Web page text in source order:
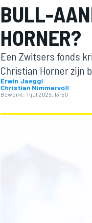
BULL-
HORNER?
Een Zwitsers fonds
Christian Horner zijn
Erwin Jaeggi
Christian Nimmervoll
Bewerkt: 11 jul 2025, 13:50